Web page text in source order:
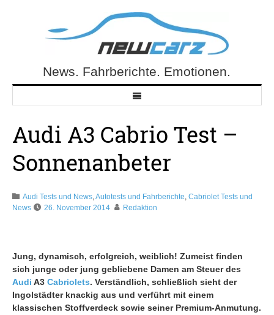
NewCarz.deNews. Fahrberichte. Emotionen.
Audi A3 Cabrio Test –
Sonnenanbeter
Audi Tests und News,Autotests und Fahrberichte, Cabriolet Tests und
News
26. November 2014 Redaktion
Jung, dynamisch, erfolgreich, weiblich! Zumeist finden
sich junge oder jung gebliebene Damen am Steuer des
Audi A3 Cabriolets. Verständlich, schließlich sieht der
Ingolstädter knackig aus und verführt mit einem
klassischen Stoffverdeck sowie seiner Premium-Anmutung.